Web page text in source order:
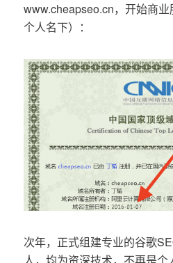
www.cheapseo.cn，开始商
个人名下）：
次年，正式组建专业的谷歌